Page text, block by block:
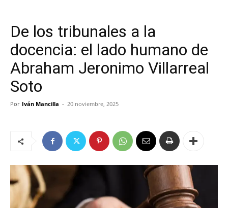
De los tribunales a la
docencia: el lado humano de
Abraham Jeronimo Villarreal
Soto
Por Iván Mancilla - 20 noviembre, 2025